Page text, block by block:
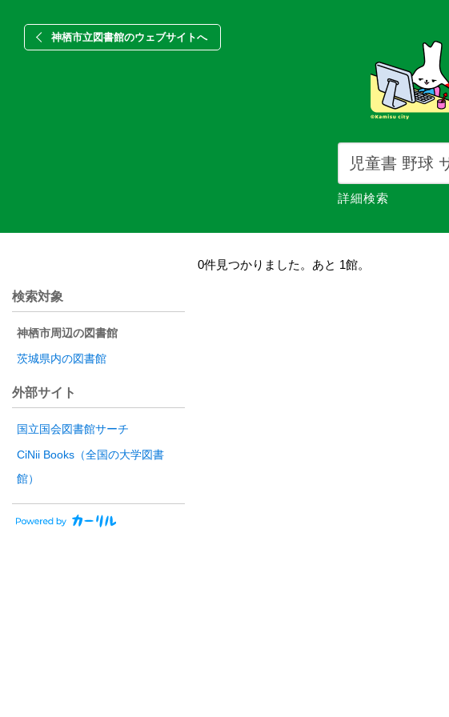
神栖市立図書館のウェブサイトへ
詳細検索
0件見つかりました。あと 1館。
検索対象
神栖市周辺の図書館
茨城県内の図書館
外部サイト
国立国会図書館サーチ
CiNii Books（全国の大学図書
館）